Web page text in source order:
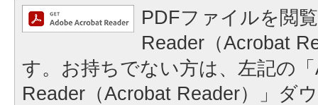
PDFファイルを閲
Reader（Acrobat
す。お持ちでない方は、左記の
Reader（Acrobat Reader）」ダ